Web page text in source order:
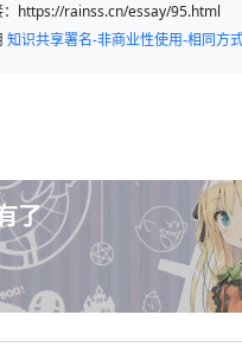
：https://rainss.cn/essay/95.html
知识共享署名-非商业性使用-相同方
了